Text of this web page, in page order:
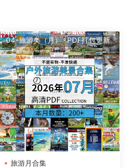
04-旅游类（月）·PDF打包更新
旅游月合集